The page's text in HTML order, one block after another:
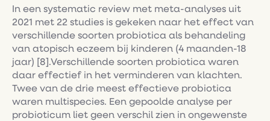
In een systematic review met meta-analyses uit
2021 met 22 studies is gekeken naar het effect van
verschillende soorten probiotica als behandeling
van atopisch eczeem bij kinderen (4 maanden-18
jaar) [8].Verschillende soorten probiotica waren
daar effectief in het verminderen van klachten.
Twee van de drie meest effectieve probiotica
waren multispecies. Een gepoolde analyse per
probioticum liet geen verschil zien in ongewenste